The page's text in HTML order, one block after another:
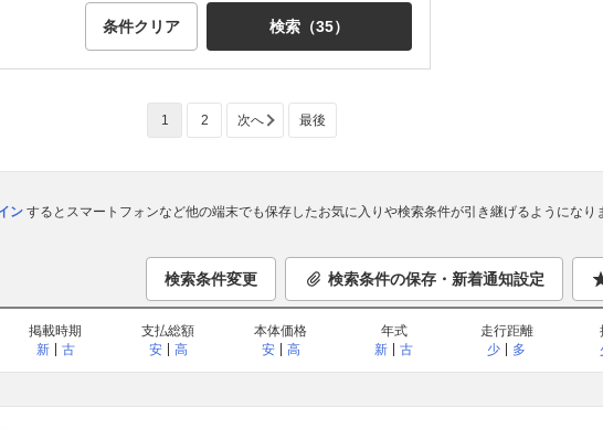
条件クリア 検索（35）
1 2 次へ 最後
ンするとスマートフォンなど他の端末でも保存したお気に入りや検索条件が引き継げるようになり
検索条件変更 検索条件の保存・新着通知設定
掲載時期
新
古
支払総額
安
高
本体価格
安
高
年式
新
古
走行距離
少
多